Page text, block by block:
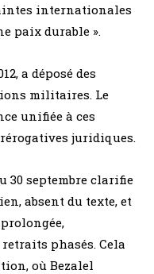
internationales
paix durable ».
a déposé des
militaires. Le
unifiée à ces
juridiques.
30 septembre clarifie
absent du texte, et
phasés. Cela
où Bezalel